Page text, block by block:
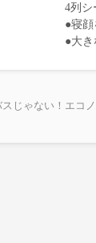
4列シ
●寝
●大
スじゃない！エコ